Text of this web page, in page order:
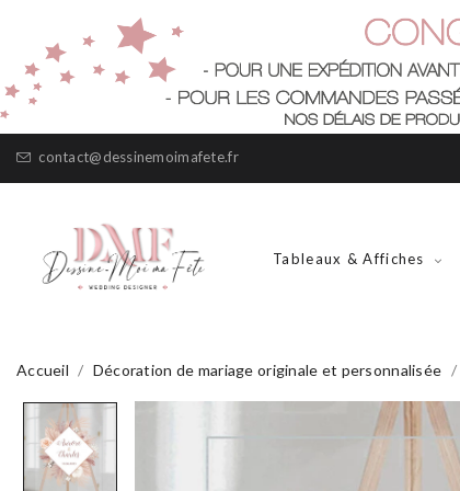
contact@dessinemoimafete.fr
Tableaux & Affiches
Accueil Décoration de mariage originale et personnalisée